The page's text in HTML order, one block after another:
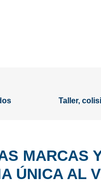
Taller,
MARCAS
ÚNICA AL